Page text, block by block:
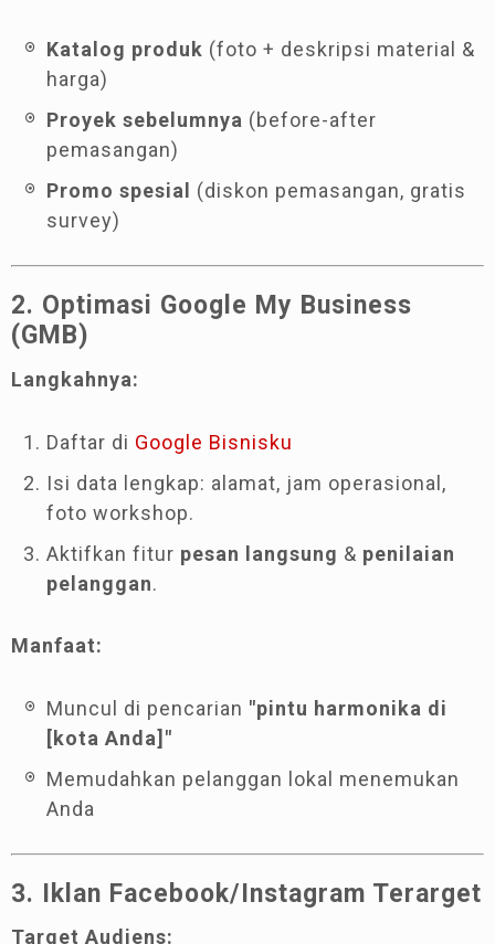
Katalog produk (foto + deskripsi material &
harga)
Proyek sebelumnya (before-after
pemasangan)
Promo spesial
(diskon pemasangan, gratis
survey)
2. Optimasi Google My Business
(GMB)
Langkahnya:
Daftar di Google Bisnisku
Isi data lengkap: alamat, jam operasional,
foto workshop.
Aktifkan fitur pesan langsung & penilaian
pelanggan.
Manfaat:
Muncul di pencarian "pintu harmonika di
[kota Anda]"
Memudahkan pelanggan lokal menemukan
Anda
3. Iklan Facebook/Instagram Terarget
Target Audiens: